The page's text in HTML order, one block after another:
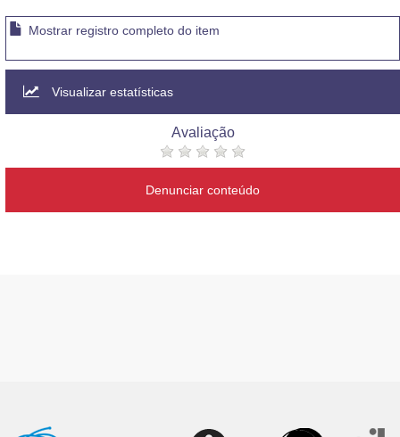
Mostrar registro completo do item
Visualizar estatísticas
Avaliação
Denunciar conteúdo